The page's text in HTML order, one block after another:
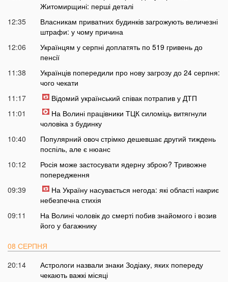
Житомирщині: перші деталі
12:35
Власникам приватних будинків загрожують величезні
штрафи: у чому причина
12:06
Українцям у серпні доплатять по 519 гривень до
пенсії
11:38
Українців попередили про нову загрозу до 24 серпня:
чого чекати
11:17
Відомий український співак потрапив у ДТП
11:01
На Волині працівники ТЦК силоміць витягнули
чоловіка з будинку
10:40
Популярний овоч стрімко дешевшає другий тиждень
поспіль, але є нюанс
10:12
Росія може застосувати ядерну зброю? Тривожне
попередження
09:39
На Україну насувається негода: які області накриє
небезпечна стихія
09:11
На Волині чоловік до смерті побив знайомого і возив
його у багажнику
08 СЕРПНЯ
20:14
Астрологи назвали знаки Зодіаку, яких попереду
чекають важкі місяці